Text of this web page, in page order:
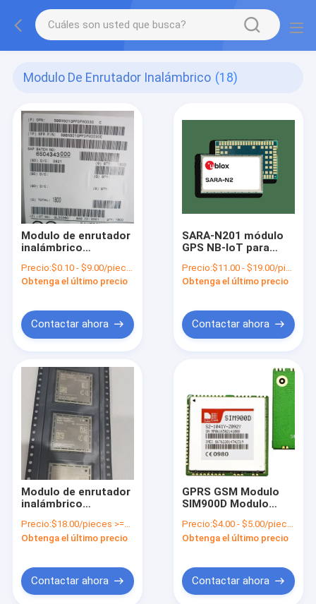
Modulo De Enrutador Inalámbrico (18)
Modulo de enrutador
inalámbrico
100% estado original
Precio:$0.10 - $9.00/pieces
Obtenga el último precio
Contactar ahora
SARA-N201 módulo
GPS NB-IoT para
5 en stock
Precio:$11.00 - $19.00/pieces
Obtenga el último precio
Contactar ahora
Modulo de enrutador
inalámbrico
Compacto, flexible y
a prueba de futuro
Precio:$18.00/pieces >=1 pieces
Obtenga el último precio
Contactar ahora
GPRS GSM Modulo
SIM900D Modulo
compacto de tipo
SMT
Precio:$4.00 - $5.00/pieces
Obtenga el último precio
Contactar ahora